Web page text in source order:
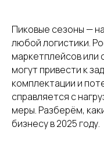
Пиковые сезоны —
любой логистики.
маркетплейсов или
могут привести к
комплектации и
справляется с
меры. Разберём,
бизнесу в 2025 году.